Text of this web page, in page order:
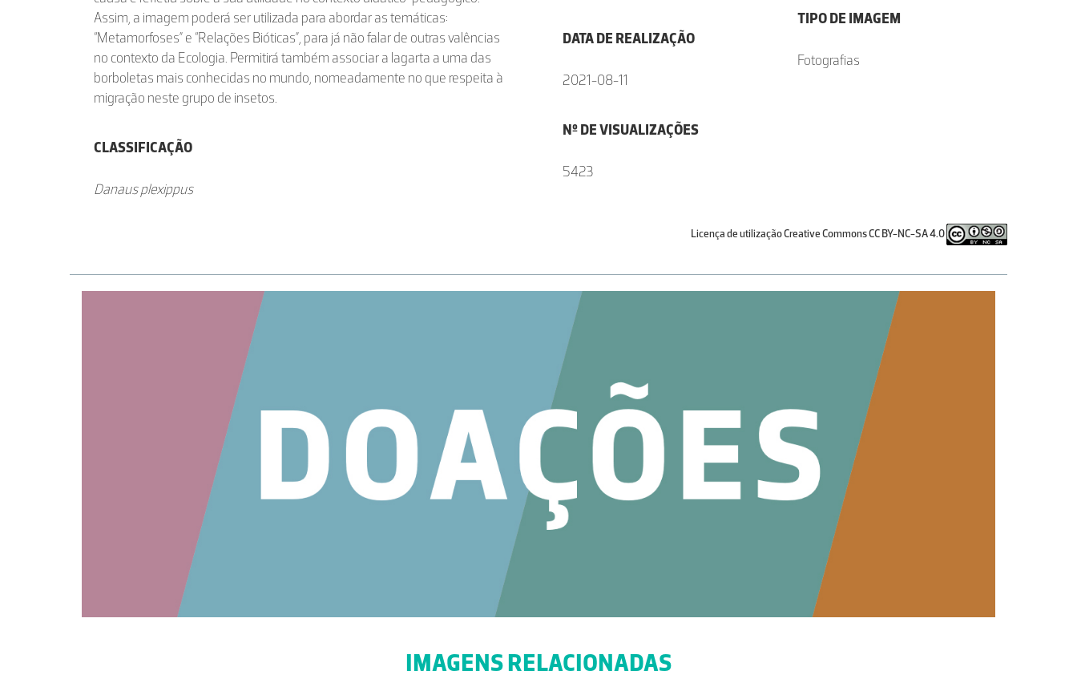
Assim, a imagem poderá ser utilizada para abordar as temáticas:
“Metamorfoses” e “Relações Bióticas”, para já não falar de outras valências
no contexto da Ecologia. Permitirá também associar a lagarta a uma das
borboletas mais conhecidas no mundo, nomeadamente no que respeita à
migração neste grupo de insetos.
CLASSIFICAÇÃO
Danaus plexippus
DATA DE REALIZAÇÃO
2021-08-11
Nº DE VISUALIZAÇÕES
5423
TIPO DE IMAGEM
Fotografias
Licença de utilização Creative Commons CC BY-NC-SA 4.0
IMAGENS RELACIONADAS